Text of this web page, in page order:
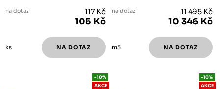
na dotaz 117 Kč
105 Kč
ks
na dotaz 11 495 Kč
10 346 Kč
m3
-10%
AKCE
-10%
AKCE